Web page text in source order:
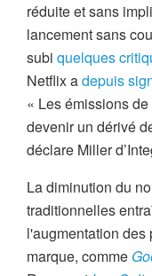
réduite et sans
lancement sans
subi quelques
Netflix adepuis
« Les émissions
devenir un dérivé
déclare Miller
La diminution du
traditionnelles
l'augmentation
marque, comme